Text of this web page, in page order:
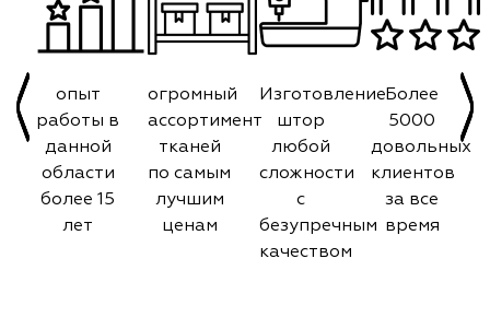
опыт
работы в
данной
области
более 15
лет
огромный
ассортимент
тканей
по самым
лучшим
ценам
Изготовление
штор
любой
сложности
с
безупречным
качеством
Более
5000
довольных
клиентов
за все
время